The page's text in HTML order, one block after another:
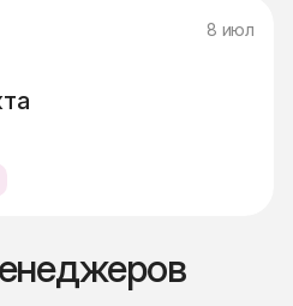
8 июл